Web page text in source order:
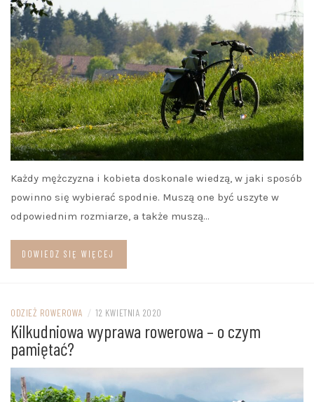
Każdy mężczyzna i kobieta doskonale wiedzą, w jaki sposób
powinno się wybierać spodnie. Muszą one być uszyte w
odpowiednim rozmiarze, a także muszą…
DOWIEDZ SIĘ WIĘCEJ
ODZIEŻ ROWEROWA / 12 KWIETNIA 2020
Kilkudniowa wyprawa rowerowa – o czym
pamiętać?